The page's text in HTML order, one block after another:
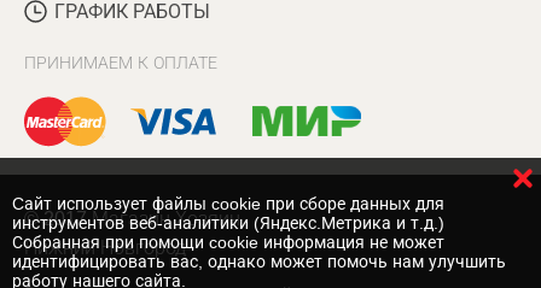
ГРАФИК РАБОТЫ
ПРИНИМАЕМ К ОПЛАТЕ
© 2017 Магазин Хозяин
Нижний Новгород
Cайт использует файлы cookie при сборе данных для
инструментов веб-аналитики (Яндекс.Метрика и т.д.)
Собранная при помощи cookie информация не может
идентифицировать вас, однако может помочь нам улучшить
работу нашего сайта.